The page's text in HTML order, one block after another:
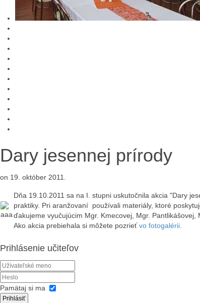
Dary jesennej prírody
on 19. október 2011
Dňa 19.10.2011 sa na I. stupni uskutočnila akcia "Dary
praktiky. Pri aranžovaní používali materiály, ktoré
ďakujeme vyučujúcim Mgr. Kmecovej, Mgr.
Ako akcia prebiehala si môžete pozrieťvo fotogalérii.
Prihlásenie učiteľov
Pamätaj si ma
Prihlásiť